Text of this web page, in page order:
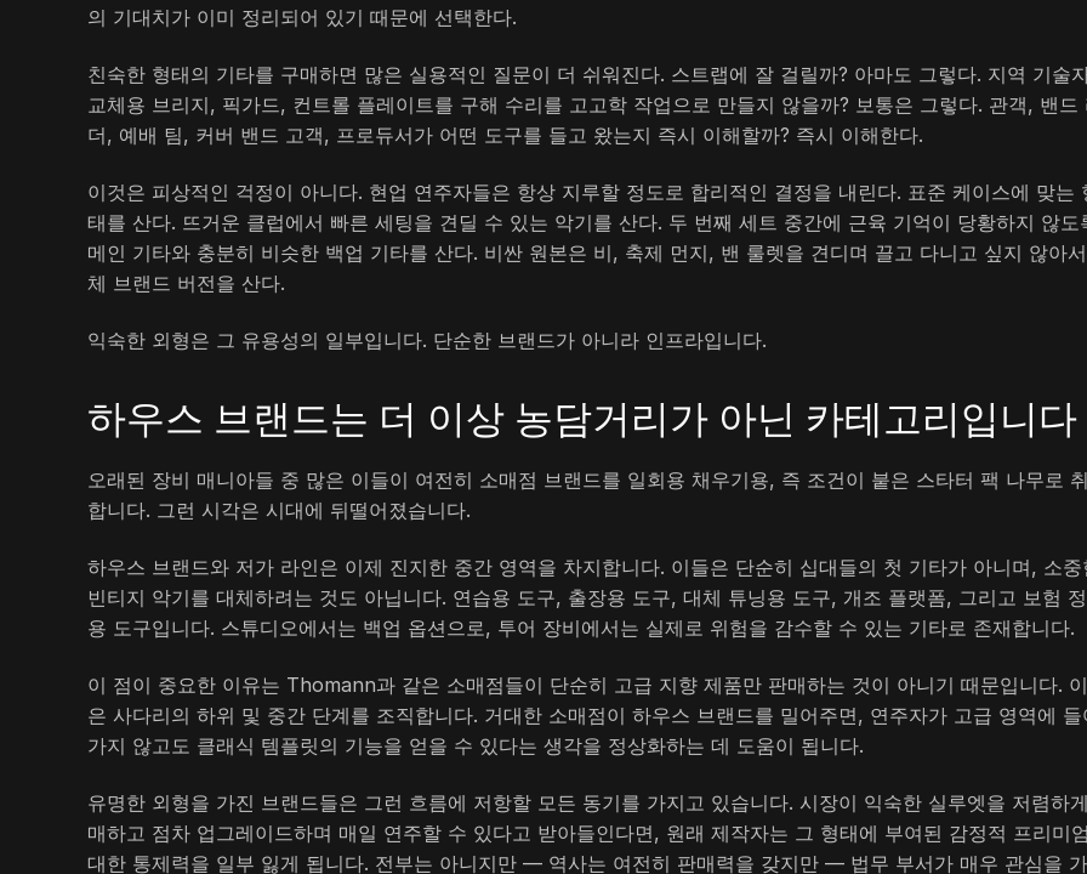
의 기대치가 이미 정리되어 있기 때문에 선택한다.
친숙한 형태의 기타를 구매하면 많은 실용적인 질문이 더 쉬워진다. 스트랩에 잘 걸릴까? 아마도 그렇다. 지역 기술
교체용 브리지, 픽가드, 컨트롤 플레이트를 구해 수리를 고고학 작업으로 만들지 않을까? 보통은 그렇다. 관객, 밴드
더, 예배 팀, 커버 밴드 고객, 프로듀서가 어떤 도구를 들고 왔는지 즉시 이해할까? 즉시 이해한다.
이것은 피상적인 걱정이 아니다. 현업 연주자들은 항상 지루할 정도로 합리적인 결정을 내린다. 표준 케이스에 맞는
태를 산다. 뜨거운 클럽에서 빠른 세팅을 견딜 수 있는 악기를 산다. 두 번째 세트 중간에 근육 기억이 당황하지 않도
메인 기타와 충분히 비슷한 백업 기타를 산다. 비싼 원본은 비, 축제 먼지, 밴 룰렛을 견디며 끌고 다니고 싶지 않아
체 브랜드 버전을 산다.
익숙한 외형은 그 유용성의 일부입니다. 단순한 브랜드가 아니라 인프라입니다.
하우스 브랜드는 더 이상 농담거리가 아닌 카테고리입니다
오래된 장비 매니아들 중 많은 이들이 여전히 소매점 브랜드를 일회용 채우기용, 즉 조건이 붙은 스타터 팩 나무로
합니다. 그런 시각은 시대에 뒤떨어졌습니다.
하우스 브랜드와 저가 라인은 이제 진지한 중간 영역을 차지합니다. 이들은 단순히 십대들의 첫 기타가 아니며, 소중
빈티지 악기를 대체하려는 것도 아닙니다. 연습용 도구, 출장용 도구, 대체 튜닝용 도구, 개조 플랫폼, 그리고 보험
용 도구입니다. 스튜디오에서는 백업 옵션으로, 투어 장비에서는 실제로 위험을 감수할 수 있는 기타로 존재합니다.
이 점이 중요한 이유는 Thomann과 같은 소매점들이 단순히 고급 지향 제품만 판매하는 것이 아니기 때문입니다.
은 사다리의 하위 및 중간 단계를 조직합니다. 거대한 소매점이 하우스 브랜드를 밀어주면, 연주자가 고급 영역에 들
가지 않고도 클래식 템플릿의 기능을 얻을 수 있다는 생각을 정상화하는 데 도움이 됩니다.
유명한 외형을 가진 브랜드들은 그런 흐름에 저항할 모든 동기를 가지고 있습니다. 시장이 익숙한 실루엣을 저렴하
매하고 점차 업그레이드하며 매일 연주할 수 있다고 받아들인다면, 원래 제작자는 그 형태에 부여된 감정적 프리미
대한 통제력을 일부 잃게 됩니다. 전부는 아니지만 — 역사는 여전히 판매력을 갖지만 — 법무 부서가 매우 관심을